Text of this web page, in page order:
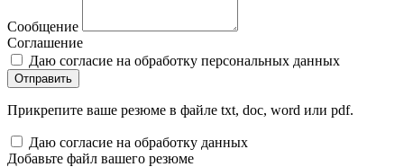
Сообщение
Соглашение
Даю согласие на обработку персональных данных
Отправить
Прикрепите ваше резюме в файле txt, doc, word или pdf.
Даю согласие на обработку данных
Добавьте файл вашего резюме